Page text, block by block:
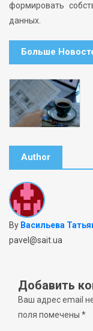
формировать
данных.
Больше
Author
By Васильева
pavel@sait.ua
Добавить
Ваш адрес email
поля помечены *